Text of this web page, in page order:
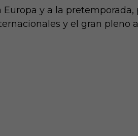
Europa y a la
y el gran pleno al